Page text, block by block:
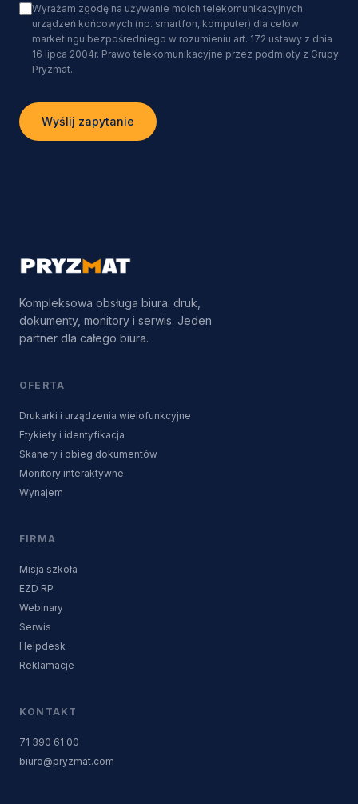
Wyrażam zgodę na używanie moich telekomunikacyjnych
urządzeń końcowych (np. smartfon, komputer) dla celów
marketingu bezpośredniego w rozumieniu art. 172 ustawy z dnia
16 lipca 2004r. Prawo telekomunikacyjne przez podmioty z Grupy
Pryzmat.
Wyślij zapytanie
Kompleksowa obsługa biura: druk,
dokumenty, monitory i serwis. Jeden
partner dla całego biura.
OFERTA
Drukarki i urządzenia wielofunkcyjne
Etykiety i identyfikacja
Skanery i obieg dokumentów
Monitory interaktywne
Wynajem
FIRMA
Misja szkoła
EZD RP
Webinary
Serwis
Helpdesk
Reklamacje
KONTAKT
71 390 61 00
biuro@pryzmat.com